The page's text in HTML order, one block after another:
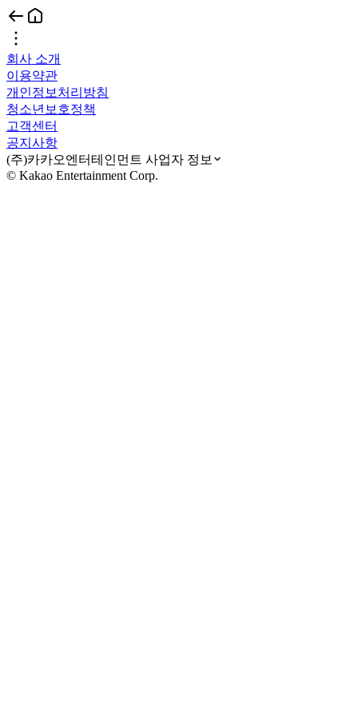
회사 소개
이용약관
개인정보처리방침
청소년보호정책
고객센터
공지사항
(주)카카오엔터테인먼트 사업자 정보
© Kakao Entertainment Corp.